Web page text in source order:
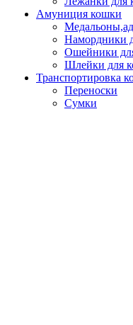
Амуниция кошки
Намордники
Ошейники
Шлейки для
Транспортировка
Переноски
Сумки